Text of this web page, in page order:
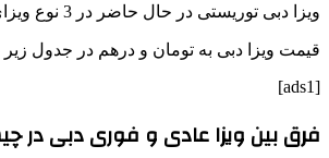
ویزا دبی توریستی در حال حاضر در 3 نوع ویزای 10 روزه – ویزای 1 ماهه و ویزای 2 ماهه صادر می شود و ویزای های 10 روزه و 30 دارای دو نوع عادی و فوری می باشند .
قیمت ویزا دبی به تومان و درهم در جدول
[ads1]
فرق بین ویزا عادی و فوری دبی در